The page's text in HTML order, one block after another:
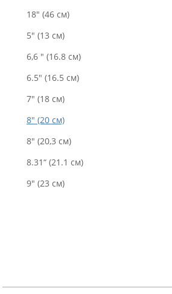
18" (46 см)
5" (13 см)
6,6 " (16.8 см)
6.5" (16.5 см)
7" (18 см)
8" (20 см)
8" (20,3 см)
8.31“ (21.1 см)
9" (23 см)